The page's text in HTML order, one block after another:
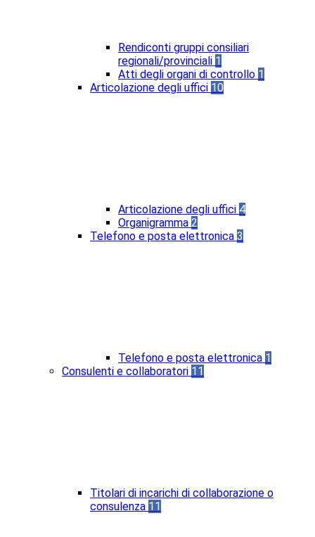
Rendiconti gruppi consiliari
regionali/provinciali 1
Atti degli organi di controllo 1
Articolazione degli uffici 10
Articolazione degli uffici 4
Organigramma 2
Telefono e posta elettronica 3
Telefono e posta elettronica 1
Consulenti e collaboratori 11
Titolari di incarichi di collaborazione o
consulenza 11